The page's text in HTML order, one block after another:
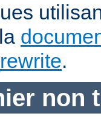
.
non